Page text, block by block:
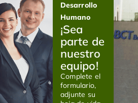
Desarrollo
Humano
¡Sea
parte de
nuestro
equipo!
Complete el
formulario,
adjunte su